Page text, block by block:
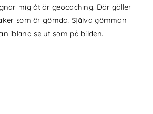
mig åt är geocaching. Där gäller
som är gömda. Själva gömman
ibland se ut som på bilden.